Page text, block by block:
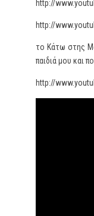
http://
http://
το Κάτω στης
παιδιά μου και
http://